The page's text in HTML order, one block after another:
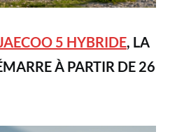
5 HYBRIDE, LA
À PARTIR DE 26